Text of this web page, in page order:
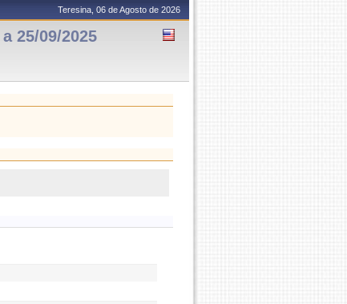
Teresina, 06 de Agosto de 2026
25/09/2025